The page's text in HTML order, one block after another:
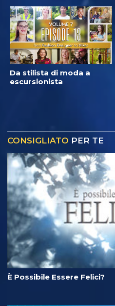
Da stilista di moda a
escursionista
CONSIGLIATO PER TE
È Possibile Essere Felici?